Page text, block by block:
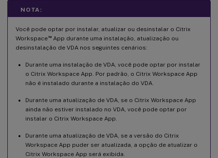
NOTA:
Você pode optar por instalar, atualizar ou desinstalar o Citrix
Workspace™App durante uma instalação, atualização ou
desinstalação de VDA nos seguintes cenários:
Durante uma instalação de VDA, você pode optar por instalar
o Citrix Workspace App. Por padrão, o Citrix Workspace App
não é instalado durante a instalação do VDA.
Durante uma atualização de VDA, se o Citrix Workspace App
ainda não estiver instalado no VDA, você pode optar por
instalar o Citrix Workspace App.
Durante uma atualização de VDA, se a versão do Citrix
Workspace App puder ser atualizada, a opção de atualizar o
Citrix Workspace App será exibida.